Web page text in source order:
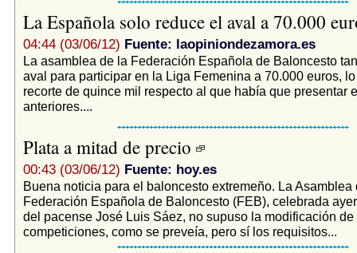
La Española solo reduce el aval a 70.000
04:44 (03/06/12) Fuente: laopiniondezamora.es
La asamblea de la Federación Española de Baloncesto
aval para participar en la Liga Femenina a 70.000 euros,
recorte de quince mil respecto al que había que presentar
anteriores....
Plata a mitad de precio
00:43 (03/06/12) Fuente: hoy.es
Buena noticia para el baloncesto extremeño. La Asamblea
Federación Española de Baloncesto (FEB), celebrada
del pacense José Luis Sáez, no supuso la modificación de
competiciones, como se preveía, pero sí los requisitos...